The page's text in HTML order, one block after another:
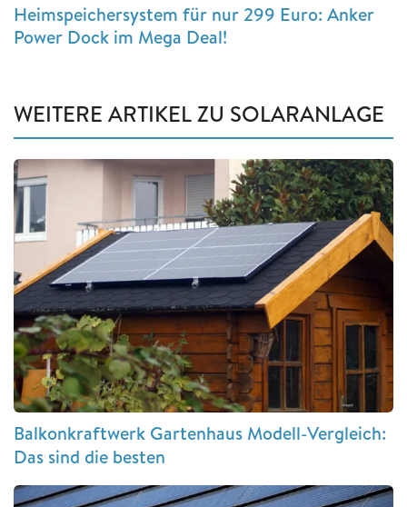
Heimspeichersystem für nur 299 Euro: Anker
Power Dock im Mega Deal!
WEITERE ARTIKEL ZU SOLARANLAGE
Balkonkraftwerk Gartenhaus Modell-Vergleich:
Das sind die besten